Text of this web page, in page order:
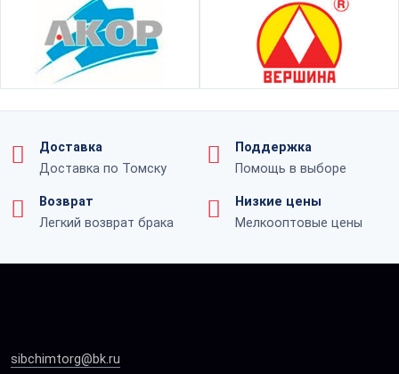
Доставка
Доставка по Томску
Поддержка
Помощь в выборе
Возврат
Легкий возврат брака
Низкие цены
Мелкооптовые цены
sibchimtorg@bk.ru